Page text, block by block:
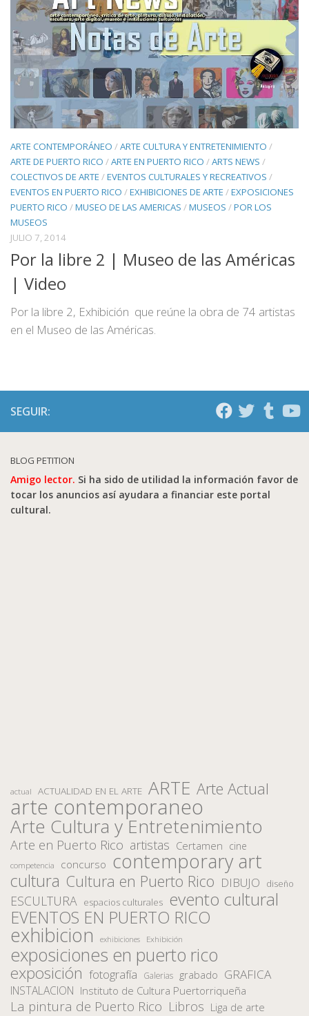
ARTE CONTEMPORÁNEO /ARTE CULTURA Y ENTRETENIMIENTO /
ARTE DE PUERTO RICO /ARTE EN PUERTO RICO /ARTS NEWS /
COLECTIVOS DE ARTE /EVENTOS CULTURALES Y RECREATIVOS /
EVENTOS EN PUERTO RICO /EXHIBICIONES DE ARTE /EXPOSICIONES
PUERTO RICO /MUSEO DE LAS AMERICAS /MUSEOS /POR LOS
MUSEOS
JULIO 7, 2014
Por la libre 2 | Museo de las Américas
| Video
Por la libre 2, Exhibición que reúne la obra de 74 artistas
en el Museo de las Américas.
SEGUIR:
BLOG PETITION
Amigo lector. Si ha sido de utilidad la información favor de
tocar los anuncios así ayudara a financiar este portal
cultural.
actual ACTUALIDAD EN EL ARTE ARTE Arte Actual
arte contemporaneo
Arte Cultura y Entretenimiento
Arte en Puerto Rico artistas Certamen cine
competencia concurso contemporary art
cultura Cultura en Puerto Rico DIBUJO diseño
ESCULTURA espacios culturales evento cultural
EVENTOS EN PUERTO RICO
exhibicion exhibiciones Exhibición
exposiciones en puerto rico
exposición fotografía Galerias grabado GRAFICA
INSTALACION Instituto de Cultura Puertorriqueña
La pintura de Puerto Rico Libros Liga de arte